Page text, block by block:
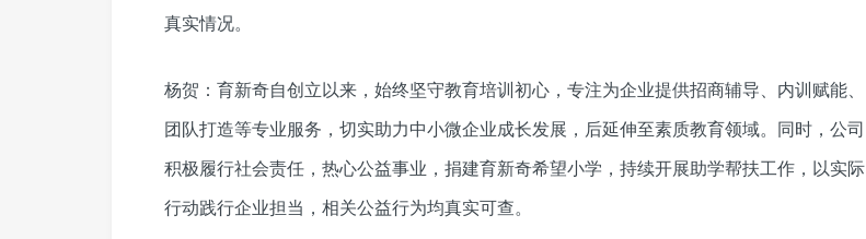
真实情况。
杨贺：育新奇自创立以来，始终坚守教育培训初心，专注为企业提供招商辅导、内训赋能、
团队打造等专业服务，切实助力中小微企业成长发展，后延伸至素质教育领域。同时，公司
积极履行社会责任，热心公益事业，捐建育新奇希望小学，持续开展助学帮扶工作，以实际
行动践行企业担当，相关公益行为均真实可查。